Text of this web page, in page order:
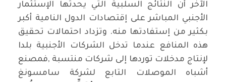
الآخر أن النتائج السلبية التي يحدثها الإستثمار
الأجنبي المباشر على إقتصادات الدول النامية أكبر
بكثير من إستفادتها منه. وتزداد احتمالات تحقيق
هذه المنافع عندما تدخل الشركات الأجنبية بلدا
لإنتاج مدخلات توردها إلى شركات منتسبة ,فمصنع
أشباه الموصلات التابع لشركة سامسونغ